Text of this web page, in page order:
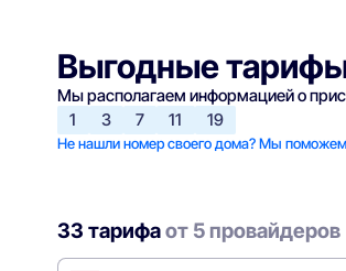
Выгодные
Мы располагаем информацией о
1
3 7 11 19
Не нашли номер своего дома? Мы
33 тарифаот 5 провайдеров